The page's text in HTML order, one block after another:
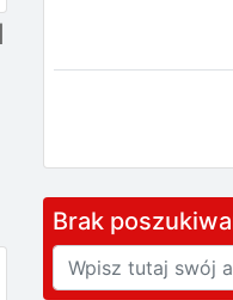
Brak